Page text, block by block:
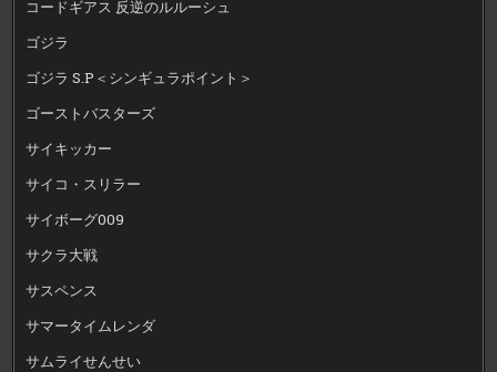
コードギアス 反逆のルルーシュ
ゴジラ
ゴジラ S.P＜シンギュラポイント＞
ゴーストバスターズ
サイキッカー
サイコ・スリラー
サイボーグ009
サクラ大戦
サスペンス
サマータイムレンダ
サムライせんせい